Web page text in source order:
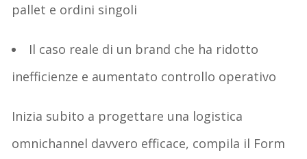
pallet e ordini singoli
Il caso reale di un brand che ha ridotto
inefficienze e aumentato controllo operativo
Inizia subito a progettare una logistica
omnichannel davvero efficace, compila il Form